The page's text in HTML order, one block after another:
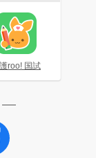
roo! 国試